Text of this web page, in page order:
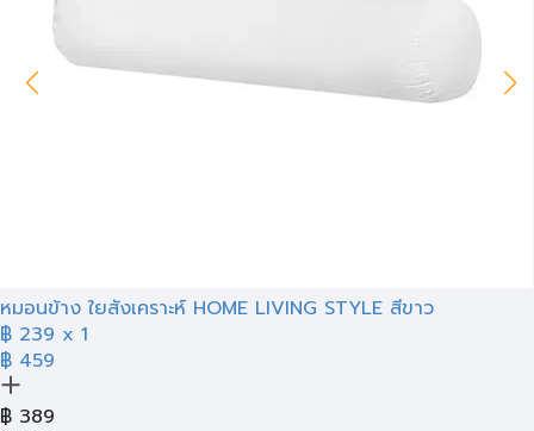
หมอนข้าง ใยสังเคราะห์ HOME LIVING STYLE สีขาว
฿ 239 x 1
฿ 459
฿ 389